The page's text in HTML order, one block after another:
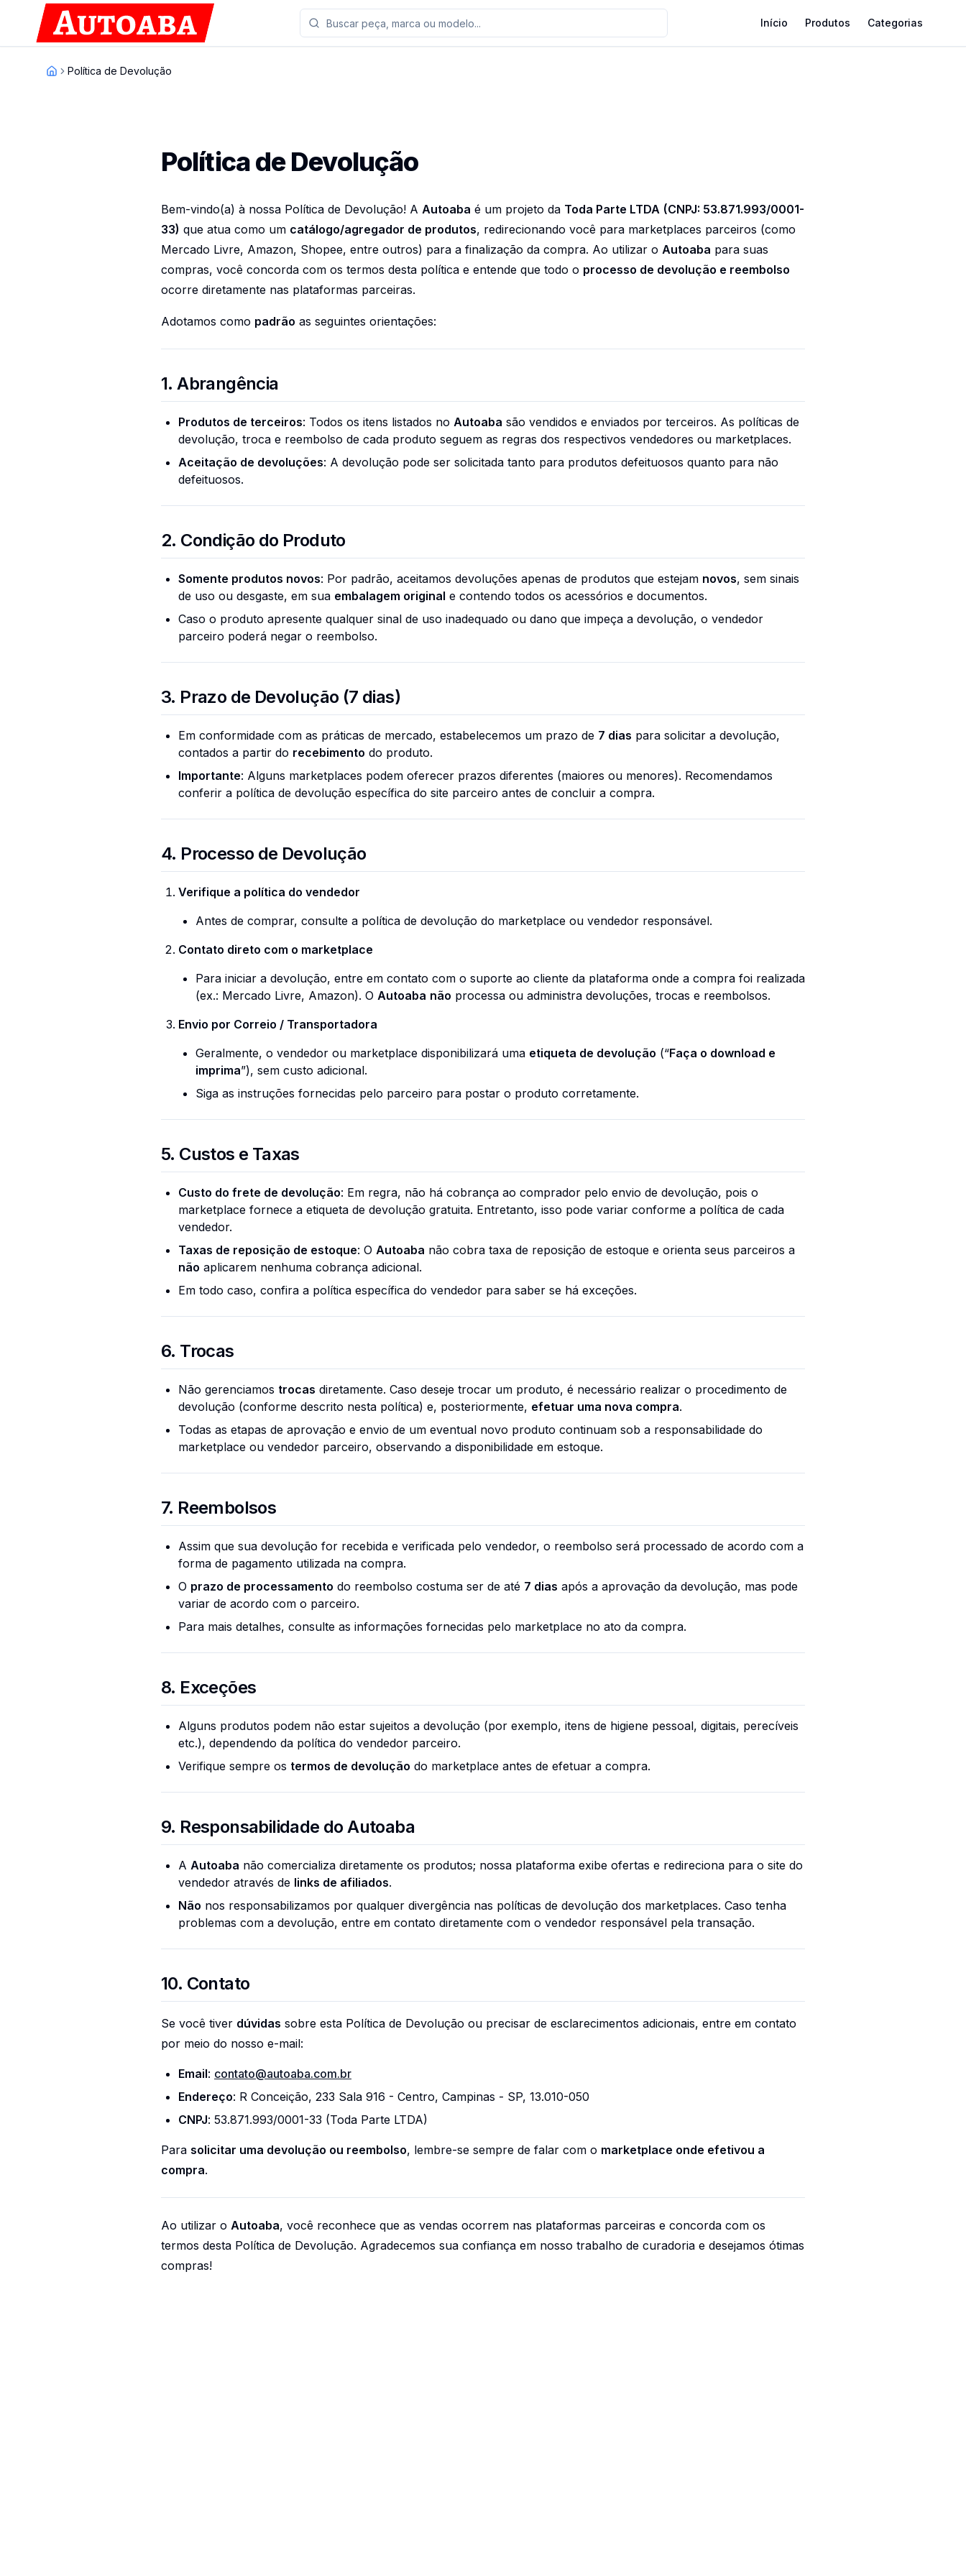
Início Produtos Categorias
Política de Devolução
Política de Devolução
Bem-vindo(a) à nossa Política de Devolução! A Autoaba é um projeto da Toda Parte LTDA (CNPJ: 53.871.993/0001-
33) que atua como um catálogo/agregador de produtos, redirecionando você para marketplaces parceiros (como
Mercado Livre, Amazon, Shopee, entre outros) para a finalização da compra. Ao utilizar o Autoaba para suas
compras, você concorda com os termos desta política e entende que todo o processo de devolução e reembolso
ocorre diretamente nas plataformas parceiras.
Adotamos como padrão as seguintes orientações:
1. Abrangência
Produtos de terceiros: Todos os itens listados no Autoaba são vendidos e enviados por terceiros. As políticas de
devolução, troca e reembolso de cada produto seguem as regras dos respectivos vendedores ou marketplaces.
Aceitação de devoluções: A devolução pode ser solicitada tanto para produtos defeituosos quanto para não
defeituosos.
2. Condição do Produto
Somente produtos novos: Por padrão, aceitamos devoluções apenas de produtos que estejam novos, sem sinais
de uso ou desgaste, em sua embalagem original e contendo todos os acessórios e documentos.
Caso o produto apresente qualquer sinal de uso inadequado ou dano que impeça a devolução, o vendedor
parceiro poderá negar o reembolso.
3. Prazo de Devolução (7 dias)
Em conformidade com as práticas de mercado, estabelecemos um prazo de 7 dias para solicitar a devolução,
contados a partir do recebimento do produto.
Importante: Alguns marketplaces podem oferecer prazos diferentes (maiores ou menores). Recomendamos
conferir a política de devolução específica do site parceiro antes de concluir a compra.
4. Processo de Devolução
Verifique a política do vendedor
Antes de comprar, consulte a política de devolução do marketplace ou vendedor responsável.
Contato direto com o marketplace
Para iniciar a devolução, entre em contato com o suporte ao cliente da plataforma onde a compra foi realizada
(ex.: Mercado Livre, Amazon). O Autoaba não processa ou administra devoluções, trocas e reembolsos.
Envio por Correio / Transportadora
Geralmente, o vendedor ou marketplace disponibilizará uma etiqueta de devolução (“Faça o download e
imprima”), sem custo adicional.
Siga as instruções fornecidas pelo parceiro para postar o produto corretamente.
5. Custos e Taxas
Custo do frete de devolução: Em regra, não há cobrança ao comprador pelo envio de devolução, pois o
marketplace fornece a etiqueta de devolução gratuita. Entretanto, isso pode variar conforme a política de cada
vendedor.
Taxas de reposição de estoque: O Autoaba não cobra taxa de reposição de estoque e orienta seus parceiros a
não aplicarem nenhuma cobrança adicional.
Em todo caso, confira a política específica do vendedor para saber se há exceções.
6. Trocas
Não gerenciamos trocas diretamente. Caso deseje trocar um produto, é necessário realizar o procedimento de
devolução (conforme descrito nesta política) e, posteriormente, efetuar uma nova compra.
Todas as etapas de aprovação e envio de um eventual novo produto continuam sob a responsabilidade do
marketplace ou vendedor parceiro, observando a disponibilidade em estoque.
7. Reembolsos
Assim que sua devolução for recebida e verificada pelo vendedor, o reembolso será processado de acordo com a
forma de pagamento utilizada na compra.
O prazo de processamento do reembolso costuma ser de até 7 dias após a aprovação da devolução, mas pode
variar de acordo com o parceiro.
Para mais detalhes, consulte as informações fornecidas pelo marketplace no ato da compra.
8. Exceções
Alguns produtos podem não estar sujeitos a devolução (por exemplo, itens de higiene pessoal, digitais, perecíveis
etc.), dependendo da política do vendedor parceiro.
Verifique sempre os termos de devolução do marketplace antes de efetuar a compra.
9. Responsabilidade doAutoaba
A Autoaba não comercializa diretamente os produtos; nossa plataforma exibe ofertas e redireciona para o site do
vendedor através de links de afiliados.
Não nos responsabilizamos por qualquer divergência nas políticas de devolução dos marketplaces. Caso tenha
problemas com a devolução, entre em contato diretamente com o vendedor responsável pela transação.
10. Contato
Se você tiver dúvidas sobre esta Política de Devolução ou precisar de esclarecimentos adicionais, entre em contato
por meio do nosso e-mail:
Email: contato@autoaba.com.br
Endereço: R Conceição, 233 Sala 916 - Centro, Campinas - SP, 13.010-050
CNPJ: 53.871.993/0001-33 (Toda Parte LTDA)
Para solicitar uma devolução ou reembolso, lembre-se sempre de falar com o marketplace onde efetivou a
compra.
Ao utilizar o Autoaba, você reconhece que as vendas ocorrem nas plataformas parceiras e concorda com os
termos desta Política de Devolução. Agradecemos sua confiança em nosso trabalho de curadoria e desejamos ótimas
compras!